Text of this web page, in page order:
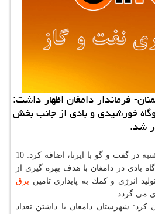
فرماندار دامغان اظهار داشت:
اندازی 12 نیروگاه خورشیدی و بادی از جانب بخش
شد.
علی اصغر مجد، روز سه شنبه در گفت و گو با ایرنا، اضافه كرد: 10
خورشیدی و 2 نیروگاه بادی در دامغان با هدف بهره گیری از
انرژی و كمك به پایداری تامین برق
می گردد.
كرد: شهرستان دامغان با داشتن تعداد